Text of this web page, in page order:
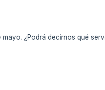
¿Podrá decirnos qué